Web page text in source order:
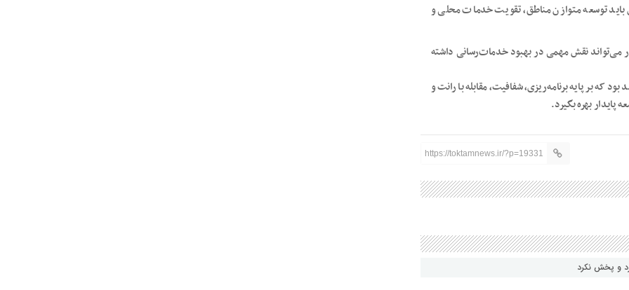
توسعه متوازن مناطق، تقویت خدمات محلی و
می‌تواند نقش مهمی در بهبود خدمات‌رسانی داشته
که بر پایه برنامه‌ریزی، شفافیت، مقابله با رانت و
بهره بگیرد.
https://toktamnews.ir/?p=19331
و پخش نکرد